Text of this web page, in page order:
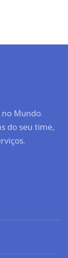
Mundo.
do seu time,